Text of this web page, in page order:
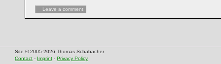
Leave a comment
Site © 2005-2026 Thomas Schabacher
Contact - Imprint - Privacy Policy